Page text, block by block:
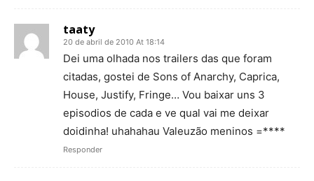
taaty
20 de abril de 2010 At 18:14
Dei uma olhada nos trailers das que foram
citadas, gostei de Sons of Anarchy, Caprica,
House, Justify, Fringe… Vou baixar uns 3
episodios de cada e ve qual vai me deixar
doidinha! uhahahau Valeuzão meninos =****
Responder